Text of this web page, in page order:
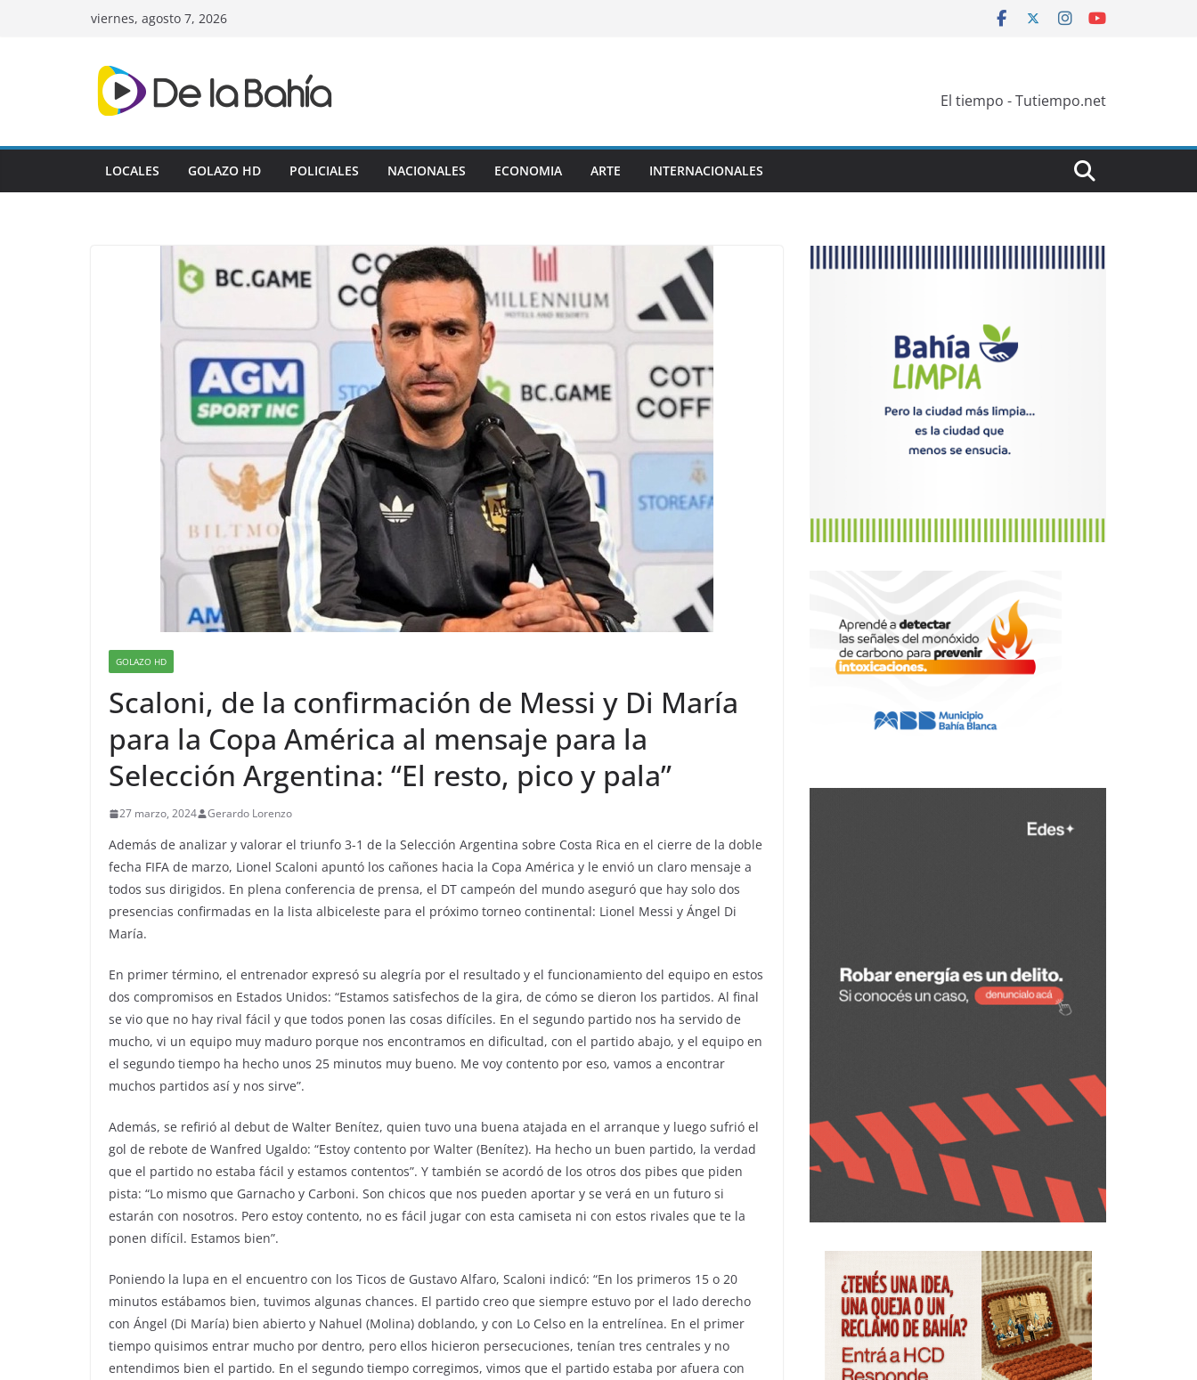
viernes, agosto 7, 2026
El tiempo - Tutiempo.net
LOCALES GOLAZO HD POLICIALES NACIONALES ECONOMIA ARTE INTERNACIONALES
GOLAZO HD
Scaloni, de la confirmación de Messi y Di María
para la Copa América al mensaje para la
Selección Argentina: “El resto, pico y pala”
27 marzo, 2024 Gerardo Lorenzo
Además de analizar y valorar el triunfo 3-1 de la Selección Argentina sobre Costa Rica en el cierre de la doble
fecha FIFA de marzo, Lionel Scaloni apuntó los cañones hacia la Copa América y le envió un claro mensaje a
todos sus dirigidos. En plena conferencia de prensa, el DT campeón del mundo aseguró que hay solo dos
presencias confirmadas en la lista albiceleste para el próximo torneo continental: Lionel Messi y Ángel Di
María.
En primer término, el entrenador expresó su alegría por el resultado y el funcionamiento del equipo en estos
dos compromisos en Estados Unidos: “Estamos satisfechos de la gira, de cómo se dieron los partidos. Al final
se vio que no hay rival fácil y que todos ponen las cosas difíciles. En el segundo partido nos ha servido de
mucho, vi un equipo muy maduro porque nos encontramos en dificultad, con el partido abajo, y el equipo en
el segundo tiempo ha hecho unos 25 minutos muy bueno. Me voy contento por eso, vamos a encontrar
muchos partidos así y nos sirve”.
Además, se refirió al debut de Walter Benítez, quien tuvo una buena atajada en el arranque y luego sufrió el
gol de rebote de Wanfred Ugaldo: “Estoy contento por Walter (Benítez). Ha hecho un buen partido, la verdad
que el partido no estaba fácil y estamos contentos”. Y también se acordó de los otros dos pibes que piden
pista: “Lo mismo que Garnacho y Carboni. Son chicos que nos pueden aportar y se verá en un futuro si
estarán con nosotros. Pero estoy contento, no es fácil jugar con esta camiseta ni con estos rivales que te la
ponen difícil. Estamos bien”.
Poniendo la lupa en el encuentro con los Ticos de Gustavo Alfaro, Scaloni indicó: “En los primeros 15 o 20
minutos estábamos bien, tuvimos algunas chances. El partido creo que siempre estuvo por el lado derecho
con Ángel (Di María) bien abierto y Nahuel (Molina) doblando, y con Lo Celso en la entrelínea. En el primer
tiempo quisimos entrar mucho por dentro, pero ellos hicieron persecuciones, tenían tres centrales y no
entendimos bien el partido. En el segundo tiempo corregimos, vimos que el partido estaba por afuera con